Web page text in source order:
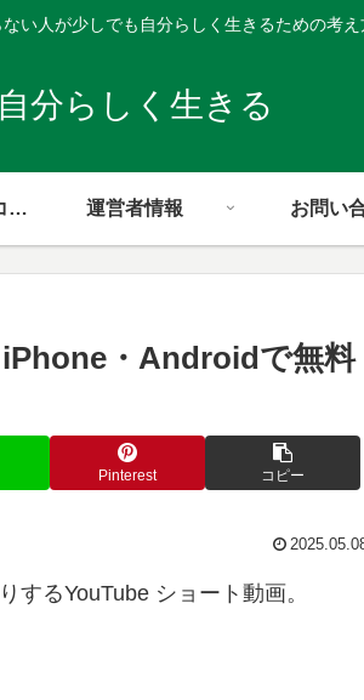
い人が少しでも自分らしく生きるための考え
自分らしく生きる
アフィリエイト個別コンサル 運営者情報 お問い
・Androidで無料
Pinterest コピー
するYouTube ショート動画。